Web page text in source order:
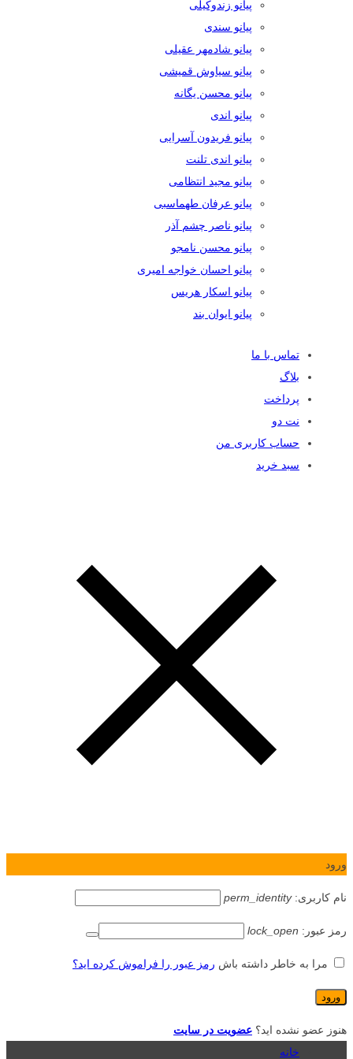
پیانو زندوکیلی
پیانو سندی
پیانو شادمهر عقیلی
پیانو سیاوش قمیشی
پیانو محسن یگانه
پیانو اندی
پیانو فریدون آسرایی
پیانو اندی تلنت
پیانو مجید انتظامی
پیانو عرفان طهماسبی
پیانو ناصر چشم آذر
پیانو محسن نامجو
پیانو احسان خواجه امیری
پیانو اسکار هریس
پیانو ایوان بند
تماس با ما
بلاگ
پرداخت
نت دو
حساب کاربری من
سبد خرید
ورود
نام کاربری:perm_identity
رمز عبور: lock_open
مرا به خاطر داشته باش رمز عبور را فراموش کرده اید؟
هنوز عضو نشده اید؟ عضویت در سایت
خانه